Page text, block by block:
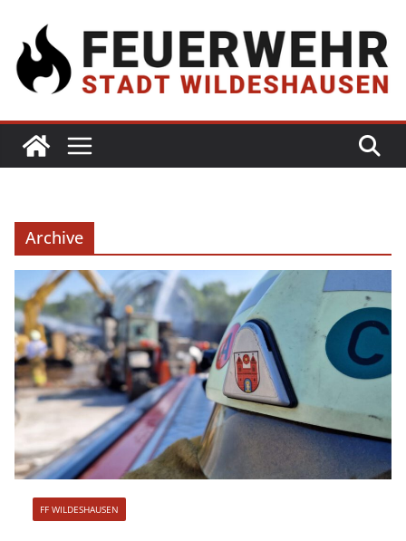
Archive
FF WILDESHAUSEN